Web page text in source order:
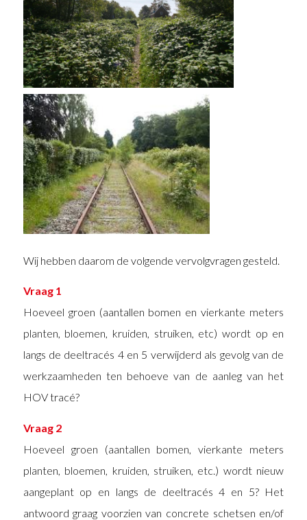
Wij hebben daarom de volgende vervolgvragen gesteld.
Vraag 1
Hoeveel groen (aantallen bomen en vierkante meters
planten, bloemen, kruiden, struiken, etc) wordt op en
langs de deeltracés 4 en 5 verwijderd als gevolg van de
werkzaamheden ten behoeve van de aanleg van het
HOV tracé?
Vraag 2
Hoeveel groen (aantallen bomen, vierkante meters
planten, bloemen, kruiden, struiken, etc.) wordt nieuw
aangeplant op en langs de deeltracés 4 en 5? Het
antwoord graag voorzien van concrete schetsen en/of